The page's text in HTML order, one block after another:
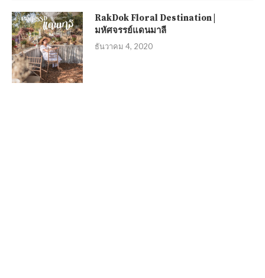
RakDok Floral Destination |
มหัศจรรย์แดนมาลี
ธันวาคม 4, 2020